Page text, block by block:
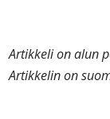
Artikkeli on alun
Artikkelin on